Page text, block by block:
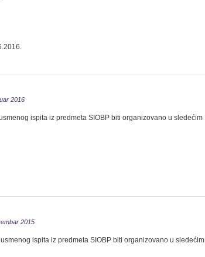
2016
ispita iz predmeta SIOBP biti organizovano u sledećim
2015
ispita iz predmeta SIOBP biti organizovano u sledećim